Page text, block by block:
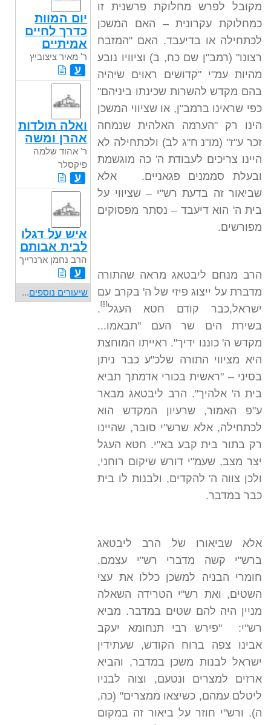
מקובל לפרש מחלוקת פרשנית זו
כמחלוקת עקרונית – האם המשכן
לכתחילה או בדיעבד. האם "המזבח
רצונו" (רמב"ן שם כח, ב) וציוויו נובע
מהיות עמ"י "קדושים ראוים שיהיה
בהם מקדש להשרות שכינתו ביניהם"
כפי שראינו ברמב"ן, או שציווי המשכן
הינו רק "הערמה האלהית שנמחה
זכר ע"ז" (מו"נ ח"ג לב) ולכתחילה לא
היינו צריכים לעבודת ה' כה מוגשמת
ובעלת סממנים פגאניים. אלא
שביאור זה בדעת רש"י – שציווי על
בית ה' הוא דיעבד – נסתר מפסוקים
מפורשים.
הרב מנחם ליבטאג מראה שהתורה
מדברת על ייצוג פיזי של ה' בקרב עם
ישראל,כבר קודם חטא העגל[1]
.
בשירת הים שר העם "תבאמו...
מקדש ה' כוננו ידיך". ראייתו המוחצת
היא מציווי התורה שלכ"ע כבר ניתן
בסיני – "ראשית בכורי אדמתך תביא
בית ה' אלהיך". הרב ליבטאג מבאר
ע"פ האמור, שרעיון המקדש הוא
לכתחילה, אלא שרש"י סובר, שהיינו
רק בתור בית קבע בא"י. חטא העגל
יצר מצב, שעמ"י דורש שיקום רוחני,
ולכן צווה ה' להקדים, ולבנות לו בית
כבר במדבר.
אלא שביאורו של הרב ליבטאג
ברש"י קשה מדברי רש"י עצמם.
חומרי הבניה למשכן כללו את עצי
השטים, ואת רש"י הטרידה השאלה
מניין היה להם שטים במדבר. מביא
רש"י: "פירש רבי תנחומא יעקב
אבינו צפה ברוח הקודש, שעתידין
ישראל לבנות משכן במדבר, והביא
ארזים למצרים ונטעם, וצוה לבניו
ליטלם עמהם, כשיצאו ממצרים" (כה,
ה). ורש"י חוזר על ביאור זה במקום
יום המוות
כדרך לחיים
אמיתיים
ר' מאיר ציצוביץ
ע
ואלה תולדות
אהרן ומשה
ר' אהוד שלמה
פיקסלר
ע
איש על דגלו
לבית אבותם
הרב נחמן ארנרייך
ע
שיעורים נוספים...